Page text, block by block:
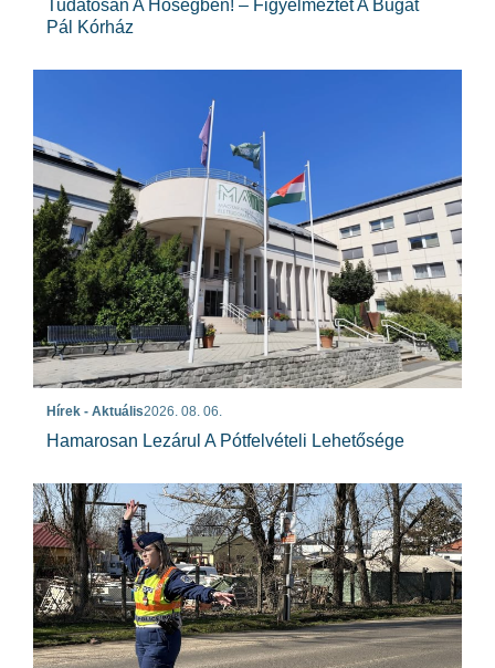
Tudatosan A Hőségben! – Figyelmeztet A Bugát
Pál Kórház
Hírek - Aktuális2026. 08. 06.
Hamarosan Lezárul A Pótfelvételi Lehetősége